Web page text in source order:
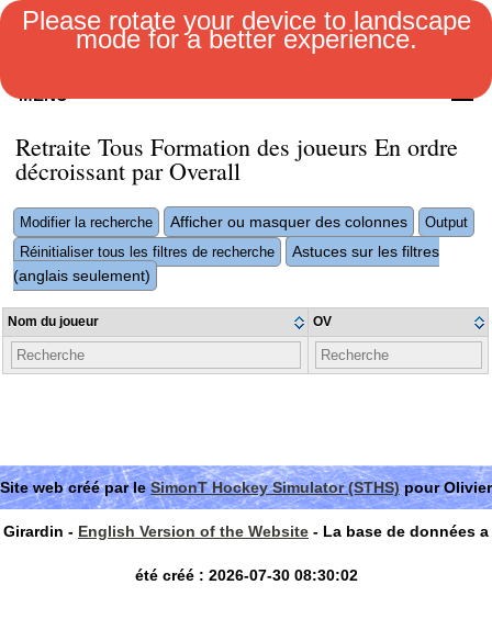
Please rotate your device to landscape
mode for a better experience.
MENU
Retraite Tous Formation des joueurs En ordre
décroissant par Overall
Modifier la recherche Afficher ou masquer des colonnes
Output
Réinitialiser tous les filtres de recherche
Astuces sur les filtres
(anglais seulement)
Nom du joueur OV
Site web créé par leSimonT Hockey Simulator (STHS)pour Olivier
Girardin - English Version of the Website - La base de données a
été créé : 2026-07-30 08:30:02